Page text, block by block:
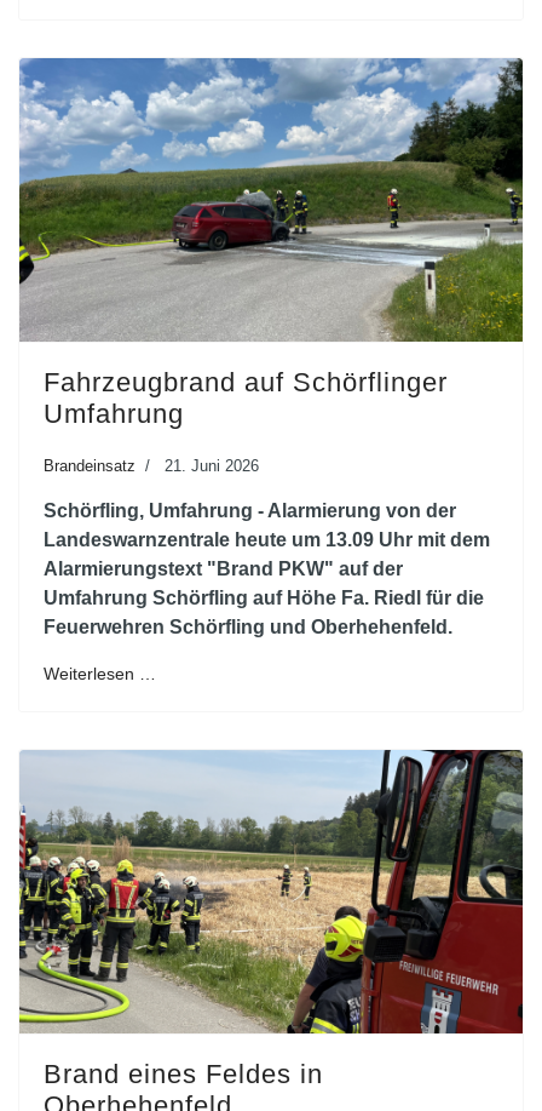
Fahrzeugbrand auf Schörflinger
Umfahrung
Brandeinsatz 21. Juni 2026
Schörfling, Umfahrung - Alarmierung von der
Landeswarnzentrale heute um 13.09 Uhr mit dem
Alarmierungstext "Brand PKW" auf der
Umfahrung Schörfling auf Höhe Fa. Riedl für die
Feuerwehren Schörfling und Oberhehenfeld.
Weiterlesen …
Brand eines Feldes in